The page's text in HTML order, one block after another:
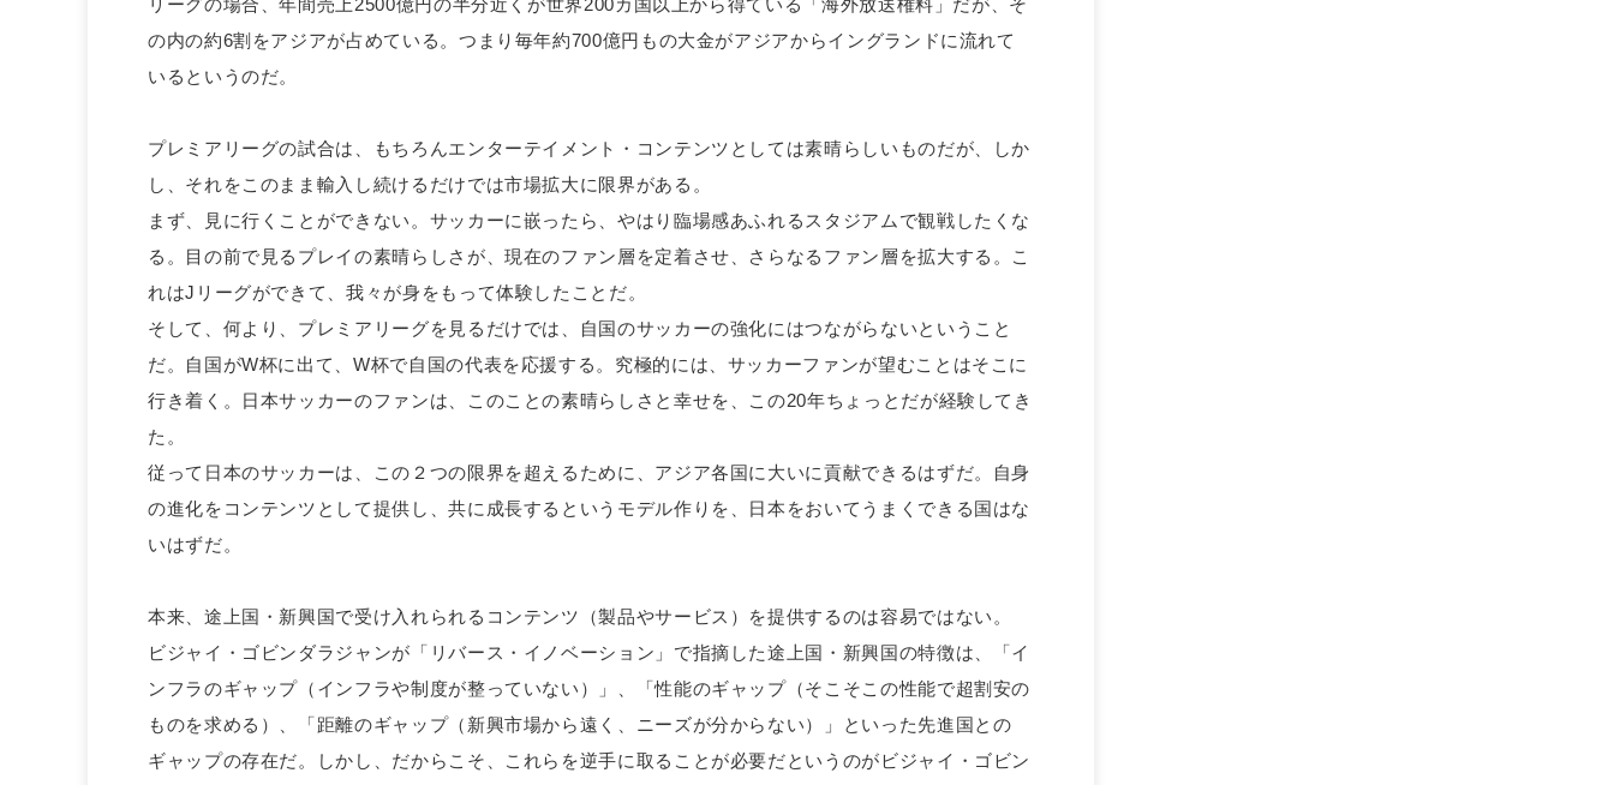
リーグの場合、年間売上2500億円の半分近くが世界200カ国以上から得ている「海外放送権料」だが、そ
の内の約6割をアジアが占めている。つまり毎年約700億円もの大金がアジアからイングランドに流れて
いるというのだ。
プレミアリーグの試合は、もちろんエンターテイメント・コンテンツとしては素晴らしいものだが、しか
し、それをこのまま輸入し続けるだけでは市場拡大に限界がある。
まず、見に行くことができない。サッカーに嵌ったら、やはり臨場感あふれるスタジアムで観戦したくな
る。目の前で見るプレイの素晴らしさが、現在のファン層を定着させ、さらなるファン層を拡大する。こ
れはJリーグができて、我々が身をもって体験したことだ。
そして、何より、プレミアリーグを見るだけでは、自国のサッカーの強化にはつながらないということ
だ。自国がW杯に出て、W杯で自国の代表を応援する。究極的には、サッカーファンが望むことはそこに
行き着く。日本サッカーのファンは、このことの素晴らしさと幸せを、この20年ちょっとだが経験してき
た。
従って日本のサッカーは、この２つの限界を超えるために、アジア各国に大いに貢献できるはずだ。自身
の進化をコンテンツとして提供し、共に成長するというモデル作りを、日本をおいてうまくできる国はな
いはずだ。
本来、途上国・新興国で受け入れられるコンテンツ（製品やサービス）を提供するのは容易ではない。
ビジャイ・ゴビンダラジャンが「リバース・イノベーション」で指摘した途上国・新興国の特徴は、「イ
ンフラのギャップ（インフラや制度が整っていない）」、「性能のギャップ（そこそこの性能で超割安の
ものを求める）、「距離のギャップ（新興市場から遠く、ニーズが分からない）」といった先進国との
ギャップの存在だ。しかし、だからこそ、これらを逆手に取ることが必要だというのがビジャイ・ゴビン